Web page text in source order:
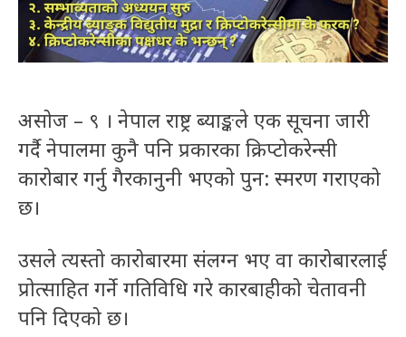
असोज – ९ । नेपाल राष्ट्र ब्याङ्कले एक सूचना जारी
गर्दै नेपालमा कुनै पनि प्रकारका क्रिप्टोकरेन्सी
कारोबार गर्नु गैरकानुनी भएको पुन: स्मरण गराएको
छ।
उसले त्यस्तो कारोबारमा संलग्न भए वा कारोबारलाई
प्रोत्साहित गर्ने गतिविधि गरे कारबाहीको चेतावनी
पनि दिएको छ।